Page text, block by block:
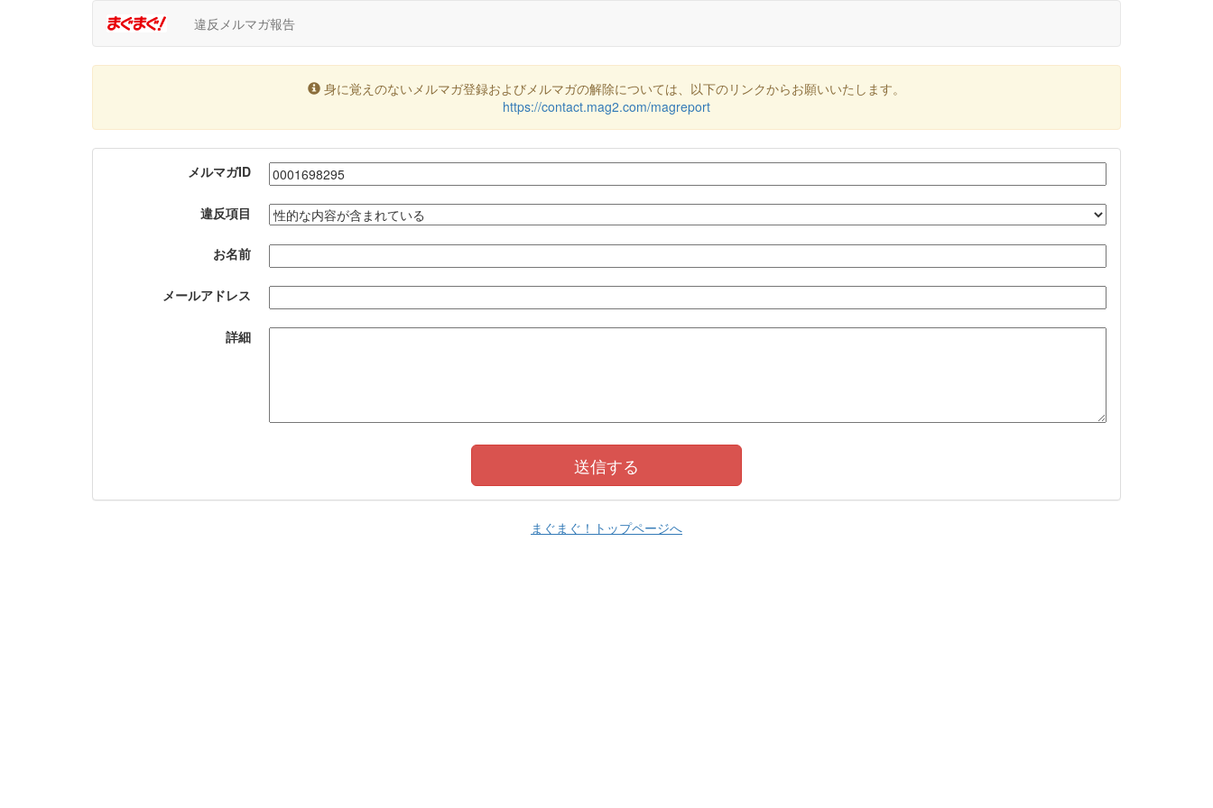
違反メルマガ報告
身に覚えのないメルマガ登録およびメルマガの解除については、以下のリンクからお願いいたします。
https://contact.mag2.com/magreport
メルマガID
違反項目
お名前
メールアドレス
詳細
まぐまぐ！トップページへ